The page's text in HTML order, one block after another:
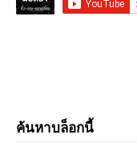
ค้นหาบล็อกนี้